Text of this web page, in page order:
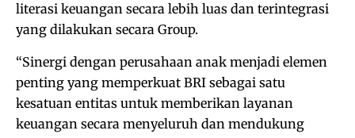
literasi keuangan secara lebih luas dan terintegrasi
yang dilakukan secara Group.
“Sinergi dengan perusahaan anak menjadi elemen
penting yang memperkuat BRI sebagai satu
kesatuan entitas untuk memberikan layanan
keuangan secara menyeluruh dan mendukung